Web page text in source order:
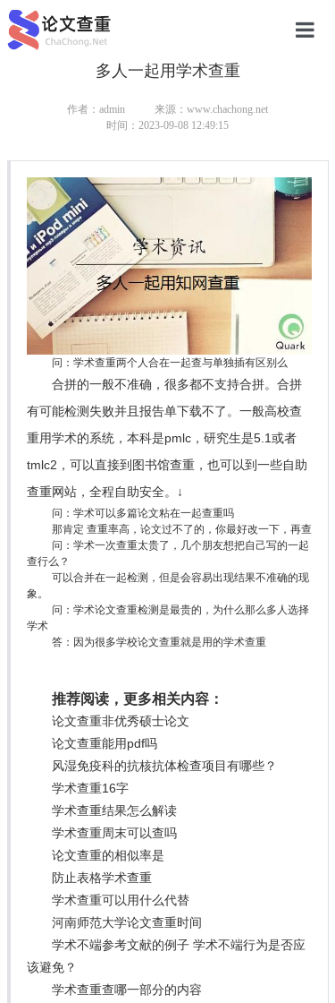
本科论文
硕士论文
博士论文
多人一起用学术查重
作者：admin
来源：www.chachong.net
时间：2023-09-08 12:49:15
问：学术查重两个人合在一起查与单独插有区别么
合拼的一般不准确，很多都不支持合拼。合拼
有可能检测失败并且报告单下载不了。一般高校查
重用学术的系统，本科是pmlc，研究生是5.1或者
tmlc2，可以直接到图书馆查重，也可以到一些自助
查重网站，全程自助安全。↓
问：学术可以多篇论文粘在一起查重吗
那肯定 查重率高，论文过不了的，你最好改一下，再查
问：学术一次查重太贵了，几个朋友想把自己写的一起
查行么？
可以合并在一起检测，但是会容易出现结果不准确的现
象。
问：学术论文查重检测是最贵的，为什么那么多人选择
学术
答：因为很多学校论文查重就是用的学术查重
推荐阅读，更多相关内容：
论文查重非优秀硕士论文
论文查重能用pdf吗
风湿免疫科的抗核抗体检查项目有哪些？
学术查重16字
学术查重结果怎么解读
学术查重周末可以查吗
论文查重的相似率是
防止表格学术查重
学术查重可以用什么代替
河南师范大学论文查重时间
学术不端参考文献的例子 学术不端行为是否应
该避免？
学术查重查哪一部分的内容